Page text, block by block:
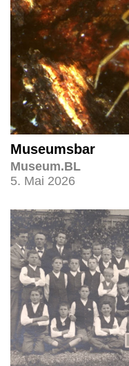
Museumsbar
Museum.BL
5. Mai 2026